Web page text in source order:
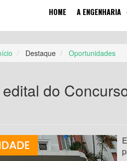
HOME A ENGENHARIA
Destaque Oportunidades
do